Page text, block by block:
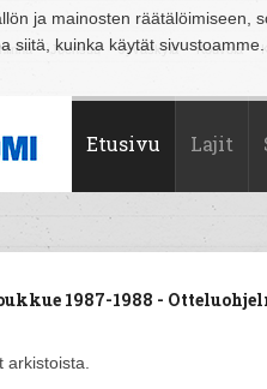
ja mainosten
siitä, kuinka käytät sivustoamme.
Joensuu Jyväskylä Kouvola
Etusivu Lajit
1987-1988 -